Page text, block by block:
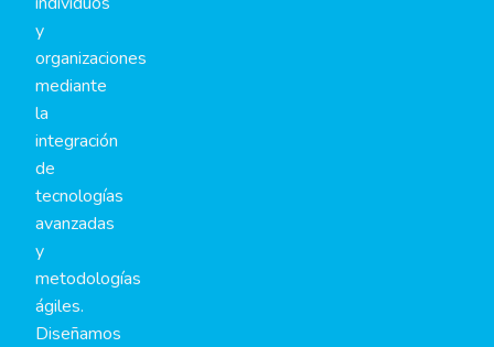
y
organizaciones
mediante
la
integración
de
tecnologías
avanzadas
y
metodologías
ágiles.
Diseñamos